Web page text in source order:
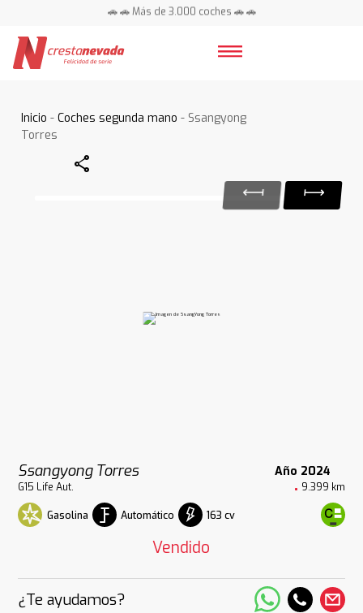
🚗 🚗 Más de 3.000 coches 🚗 🚗
Inicio -Coches segunda mano - Ssangyong
Torres
Share
Ssangyong Torres Año 2024
G15 Life Aut. 9.399 km
Gasolina Automático 163 cv
Vendido
¿Te ayudamos?